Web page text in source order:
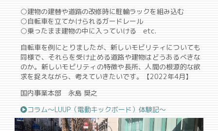
○建物の建替や道路の改修時に駐輪ラックを組み込む
○自転車を立てかけられるガードレール
○乗ったまま建物の中に入っていける etc.
自転車を例にとりましたが、新しいモビリティについても
同様で、それらを受け止める道路や建物はどうあるべきな
のか。新しいモビリティの特徴や長所、人間の根源的な欲
求を捉えながら、考えていきたいです。【2022年4月】
国内事業本部 永島 奨之
コラム〜LUUP（電動キックボード）体験記〜